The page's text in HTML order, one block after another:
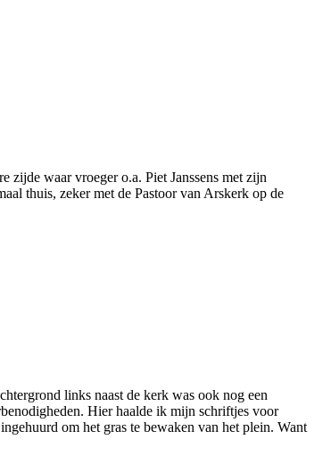
zijde waar vroeger o.a. Piet Janssens met zijn
thuis, zeker met de Pastoor van Arskerk op de
links naast de kerk was ook nog een
Hier haalde ik mijn schriftjes voor
om het gras te bewaken van het plein. Want